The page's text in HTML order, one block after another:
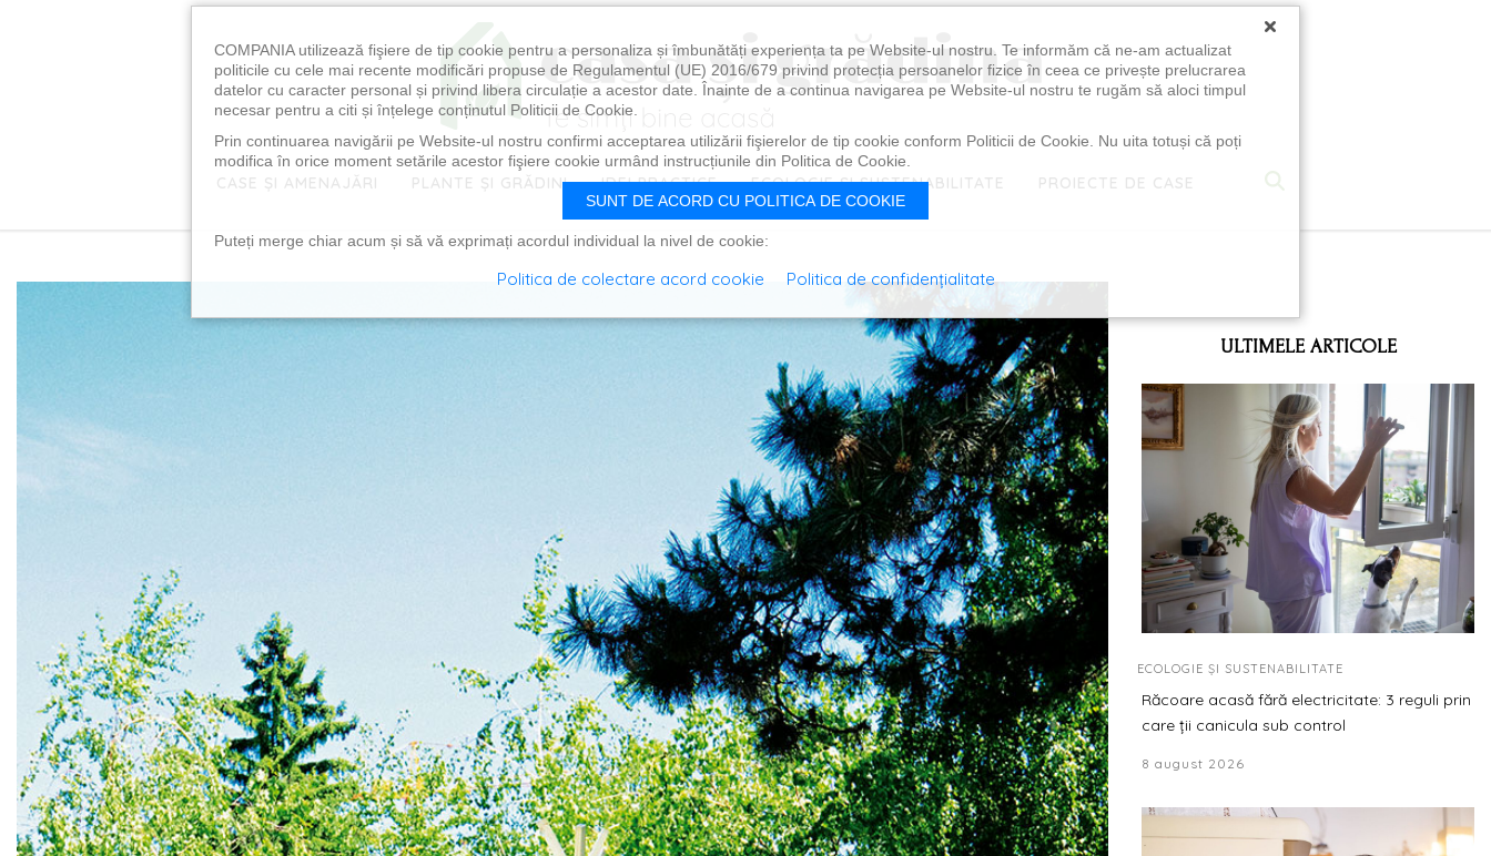
CASE ȘI AMENAJĂRI PLANTE ȘI GRĂDINI IDEI PRACTICE ECOLOGIE ȘI SUSTENABILITATE PROIECTE DE CASE
ULTIMELE ARTICOLE
ECOLOGIE ȘI SUSTENABILITATE
Răcoare acasă fără electricitate: 3 reguli prin
care ții canicula sub control
8 august 2026
×
COMPANIA utilizează fişiere de tip cookie pentru a personaliza și îmbunătăți experiența ta pe Website-ul nostru. Te informăm că ne-am actualizat
politicile cu cele mai recente modificări propuse de Regulamentul (UE) 2016/679 privind protecția persoanelor fizice în ceea ce privește prelucrarea
datelor cu caracter personal și privind libera circulație a acestor date. Înainte de a continua navigarea pe Website-ul nostru te rugăm să aloci timpul
necesar pentru a citi și înțelege conținutul Politicii de Cookie.
Prin continuarea navigării pe Website-ul nostru confirmi acceptarea utilizării fişierelor de tip cookie conform Politicii de Cookie. Nu uita totuși că poți
modifica în orice moment setările acestor fişiere cookie urmând instrucțiunile din Politica de Cookie.
SUNT DE ACORD CU POLITICA DE COOKIE
Puteți merge chiar acum și să vă exprimați acordul individual la nivel de cookie:
Politica de colectare acord cookie Politica de confidențialitate